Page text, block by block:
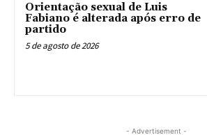
Orientação sexual de Luis
Fabiano é alterada após erro de
partido
5 de agosto de 2026
- Advertisement -